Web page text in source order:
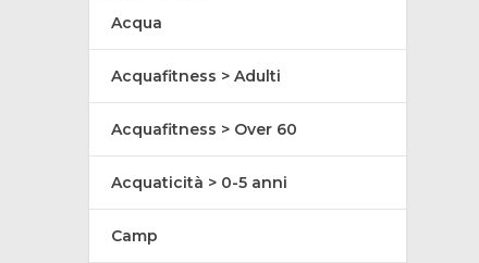
Acqua
Acquafitness > Adulti
Acquafitness > Over 60
Acquaticità > 0-5 anni
Camp